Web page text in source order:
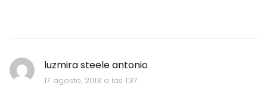
luzmira steele antonio
17 agosto, 2013 a las 1:37